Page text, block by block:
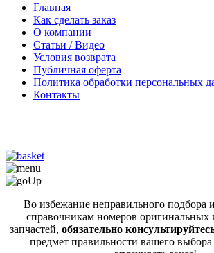
Главная
Как сделать заказ
О компании
Статьи / Видео
Условия возврата
Публичная оферта
Политика обработки персональных
Контакты
Во избежание неправильного подбора
справочникам номеров оригинальных
запчастей, обязательно
предмет правильности вашего